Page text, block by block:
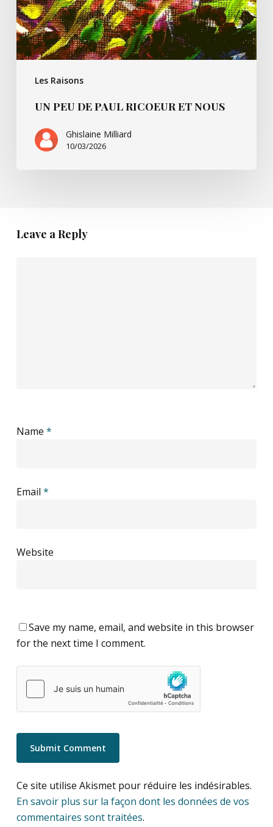
Les Raisons
UN PEU DE PAUL RICOEUR ET NOUS
Ghislaine Milliard
10/03/2026
Leave a Reply
Name *
Email *
Website
Save my name, email, and website in this browser
for the next time I comment.
Ce site utilise Akismet pour réduire les indésirables.
En savoir plus sur la façon dont les données de vos
commentaires sont traitées.